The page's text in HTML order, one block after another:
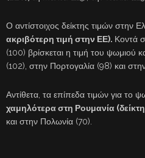
Ο αντίστοιχος δείκτης τιμών στην
ακριβότερη τιμή στην ΕΕ). Κοντά
(100) βρίσκεται η τιμή του ψωμιού
(102), στην Πορτογαλία (98) και
Αντίθετα, τα επίπεδα τιμών για το
χαμηλότερα στη Ρουμανία
και στην Πολωνία (70).